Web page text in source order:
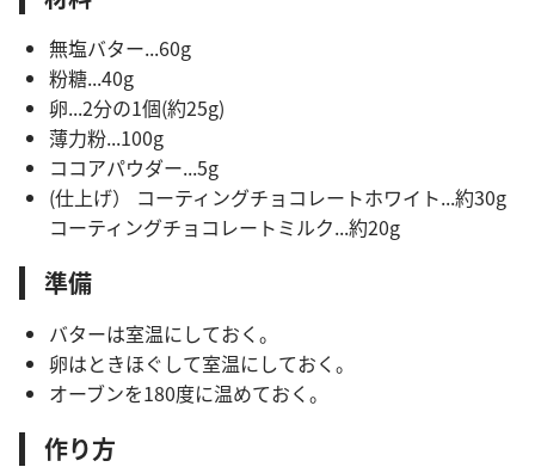
無塩バター...60g
粉糖...40g
卵...2分の1個(約25g)
薄力粉...100g
ココアパウダー...5g
(仕上げ） コーティングチョコレートホワイト...約30g
コーティングチョコレートミルク...約20g
準備
バターは室温にしておく。
卵はときほぐして室温にしておく。
オーブンを180度に温めておく。
作り方